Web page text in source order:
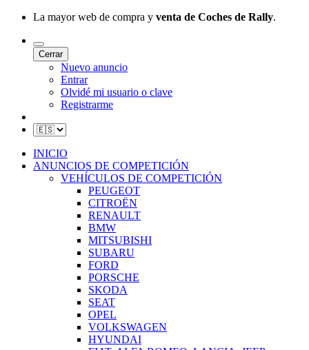
La mayor web de compra y venta de Coches de Rally.
Cerrar
Nuevo anuncio
Entrar
Olvidé mi usuario o clave
Registrarme
INICIO
ANUNCIOS DE COMPETICIÓN
VEHÍCULOS DE COMPETICIÓN
PEUGEOT
CITROËN
RENAULT
BMW
MITSUBISHI
SUBARU
FORD
PORSCHE
SKODA
SEAT
OPEL
VOLKSWAGEN
HYUNDAI